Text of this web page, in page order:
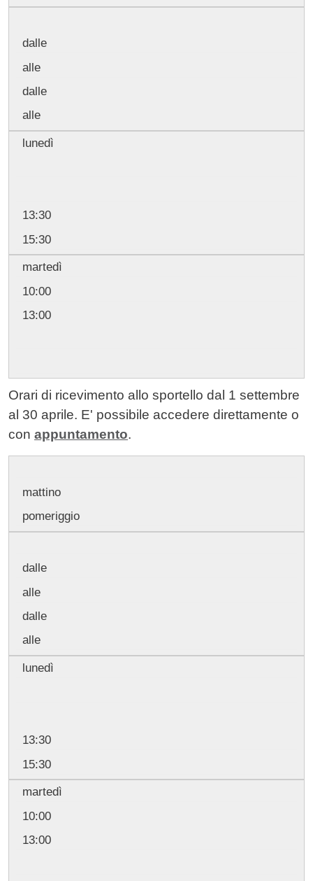
dalle
alle
dalle
alle
lunedì
13:30
15:30
martedì
10:00
13:00
Orari di ricevimento allo sportello dal 1 settembre
al 30 aprile. E' possibile accedere direttamente o
con appuntamento.
mattino
pomeriggio
dalle
alle
dalle
alle
lunedì
13:30
15:30
martedì
10:00
13:00